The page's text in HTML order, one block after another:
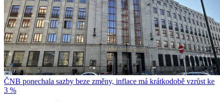
ČNB ponechala sazby beze změny, inflace má krátkodobě vzrůst ke
3 %